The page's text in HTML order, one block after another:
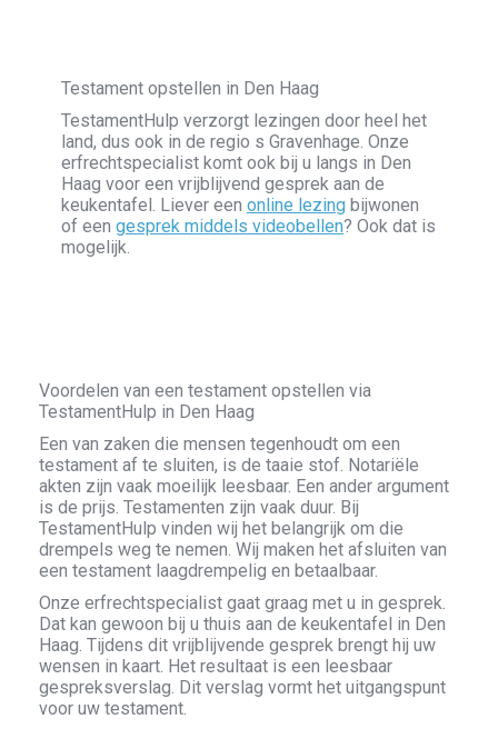
Testament opstellen in Den Haag
TestamentHulp verzorgt lezingen door heel het
land, dus ook in de regio s Gravenhage. Onze
erfrechtspecialist komt ook bij u langs in Den
Haag voor een vrijblijvend gesprek aan de
keukentafel. Liever een online lezing bijwonen
of een gesprek middels videobellen? Ook dat is
mogelijk.
Voordelen van een testament opstellen via
TestamentHulp in Den Haag
Een van zaken die mensen tegenhoudt om een
testament af te sluiten, is de taaie stof. Notariële
akten zijn vaak moeilijk leesbaar. Een ander argument
is de prijs. Testamenten zijn vaak duur. Bij
TestamentHulp vinden wij het belangrijk om die
drempels weg te nemen. Wij maken het afsluiten van
een testament laagdrempelig en betaalbaar.
Onze erfrechtspecialist gaat graag met u in gesprek.
Dat kan gewoon bij u thuis aan de keukentafel in Den
Haag. Tijdens dit vrijblijvende gesprek brengt hij uw
wensen in kaart. Het resultaat is een leesbaar
gespreksverslag. Dit verslag vormt het uitgangspunt
voor uw testament.